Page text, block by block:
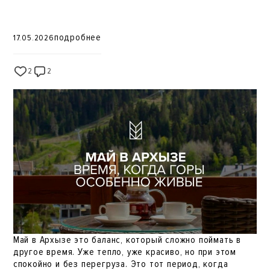
17.05.2026подробнее
2 2
Май в Архызе это баланс, который сложно поймать в
другое время. Уже тепло, уже красиво, но при этом
спокойно и без перегруза. Это тот период, когда